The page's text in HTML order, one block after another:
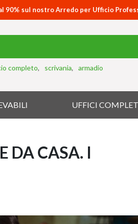
90% sul nostro Arredo per Ufficio
completo scrivania armadio
UFFICI
DA CASA. I